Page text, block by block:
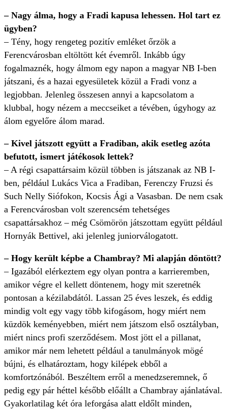
– Nagy álma, hogy a Fradi kapusa lehessen. Hol tart ez
ügyben?
– Tény, hogy rengeteg pozitív emléket őrzök a
Ferencvárosban eltöltött két évemről. Inkább úgy
fogalmaznék, hogy álmom egy napon a magyar NB I-ben
játszani, és a hazai egyesületek közül a Fradi vonz a
legjobban. Jelenleg összesen annyi a kapcsolatom a
klubbal, hogy nézem a meccseiket a tévében, úgyhogy az
álom egyelőre álom marad.
– Kivel játszott együtt a Fradiban, akik esetleg azóta
befutott, ismert játékosok lettek?
– A régi csapattársaim közül többen is játszanak az NB I-
ben, például Lukács Vica a Fradiban, Ferenczy Fruzsi és
Such Nelly Siófokon, Kocsis Ági a Vasasban. De nem csak
a Ferencvárosban volt szerencsém tehetséges
csapattársakhoz – még Csömörön játszottam együtt például
Hornyák Bettivel, aki jelenleg juniorválogatott.
– Hogy került képbe a Chambray? Mi alapján döntött?
– Igazából elérkeztem egy olyan pontra a karrieremben,
amikor végre el kellett döntenem, hogy mit szeretnék
pontosan a kézilabdától. Lassan 25 éves leszek, és eddig
mindig volt egy vagy több kifogásom, hogy miért nem
küzdök keményebben, miért nem játszom első osztályban,
miért nincs profi szerződésem. Most jött el a pillanat,
amikor már nem lehetett például a tanulmányok mögé
bújni, és elhatároztam, hogy kilépek ebből a
komfortzónából. Beszéltem erről a menedzseremnek, ő
pedig egy pár héttel később előállt a Chambray ajánlatával.
Gyakorlatilag két óra leforgása alatt eldőlt minden,